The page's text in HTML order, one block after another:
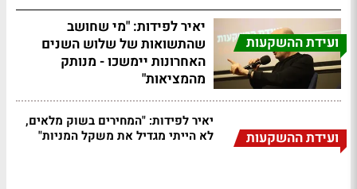
ועידת ההשקעות
יאיר לפידות: "מי שחושב
שהתשואות של שלוש השנים
האחרונות יימשכו - מנותק
מהמציאות"
ועידת ההשקעות
יאיר לפידות: "המחירים בשוק מלאים,
לא הייתי מגדיל את משקל המניות"